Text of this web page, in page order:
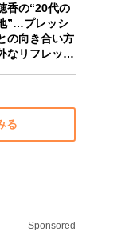
香の“20代の
”…プレッシ
の向き合い方
なリフレッ…
る
Sponsored